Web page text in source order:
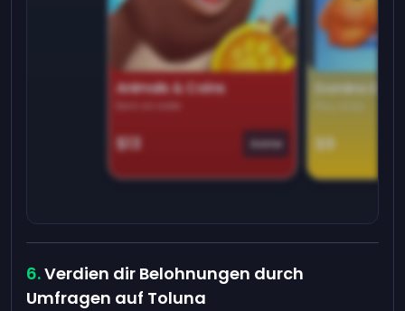
Animals & Coins
$13 Game
Domino
$9
Verdien dir Belohnungen durch
Umfragen auf Toluna